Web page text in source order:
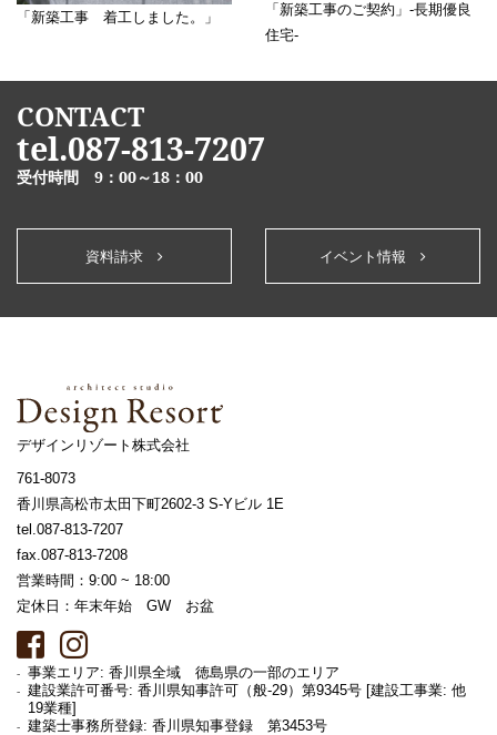
「新築工事 着工しました。」
「新築工事のご契約」-長期優良
住宅-
CONTACT
tel.087-813-7207
受付時間 9：00～18：00
資料請求 イベント情報
デザインリゾート株式会社
761-8073
香川県高松市太田下町2602-3 S-Yビル 1E
tel.087-813-7207
fax.087-813-7208
営業時間：9:00 ~ 18:00
定休日：年末年始 GW お盆
事業エリア: 香川県全域 徳島県の一部のエリア
建設業許可番号: 香川県知事許可（般-29）第9345号 [建設工事業: 他
19業種]
建築士事務所登録: 香川県知事登録 第3453号